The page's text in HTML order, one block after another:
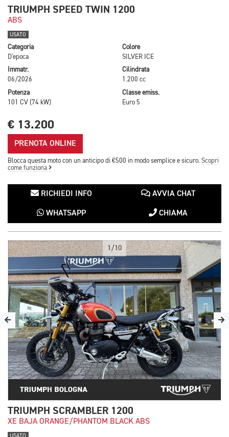
TRIUMPH SPEED TWIN 1200
ABS
USATO
Categoria
D'epoca
Colore
SILVER ICE
Immatr.
06/2026
Cilindrata
1.200 cc
Potenza
101 CV (74 kW)
Classe emiss.
Euro 5
€ 13.200
PRENOTA ONLINE
Blocca questa moto con un anticipo di €500 in modo semplice e sicuro. Scopri
come funziona
RICHIEDI INFO AVVIA CHAT
WHATSAPP CHIAMA
1/10
TRIUMPH SCRAMBLER 1200
XE BAJA ORANGE/PHANTOM BLACK ABS
USATO